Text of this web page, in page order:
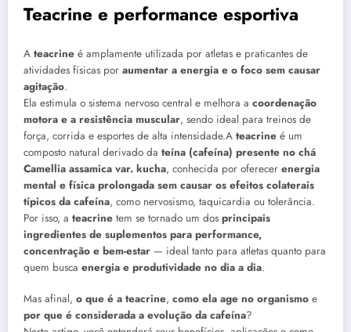
Teacrine e performance esportiva
A teacrine é amplamente utilizada por atletas e praticantes de
atividades físicas por aumentar a energia e o foco sem causar
agitação.
Ela estimula o sistema nervoso central e melhora a coordenação
motora e a resistência muscular, sendo ideal para treinos de
força, corrida e esportes de alta intensidade.A teacrine é um
composto natural derivado da teína (cafeína) presente no chá
Camellia assamica var. kucha, conhecida por oferecer energia
mental e física prolongada sem causar os efeitos colaterais
típicos da cafeína, como nervosismo, taquicardia ou tolerância.
Por isso, a teacrine tem se tornado um dos principais
ingredientes de suplementos para performance,
concentração e bem-estar — ideal tanto para atletas quanto para
quem busca energia e produtividade no dia a dia.
Mas afinal, o que é a teacrine, como ela age no organismo e
por que é considerada a evolução da cafeína?